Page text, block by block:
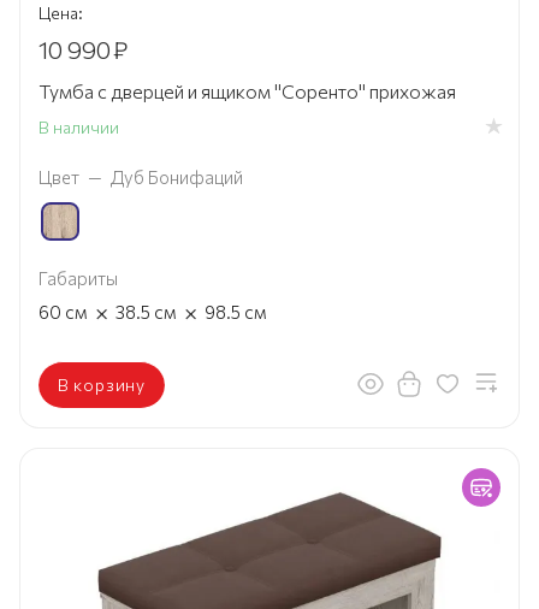
Цена:
10 990₽
Тумба с дверцей и ящиком "Соренто" прихожая
В наличии
Цвет — Дуб Бонифаций
Габариты
60 см × 38.5 см × 98.5 см
В корзину